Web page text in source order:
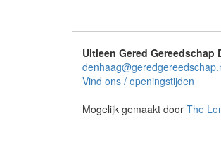
Uitleen Gered Gereedschap
Vind ons / openingstijden
Mogelijk gemaakt door The